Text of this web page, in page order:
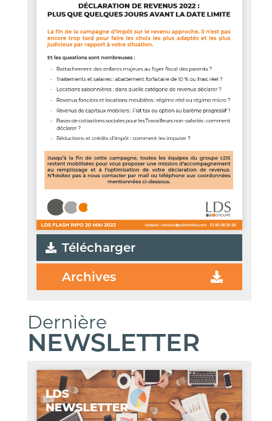
Télécharger
Archives
Dernière
NEWSLETTER